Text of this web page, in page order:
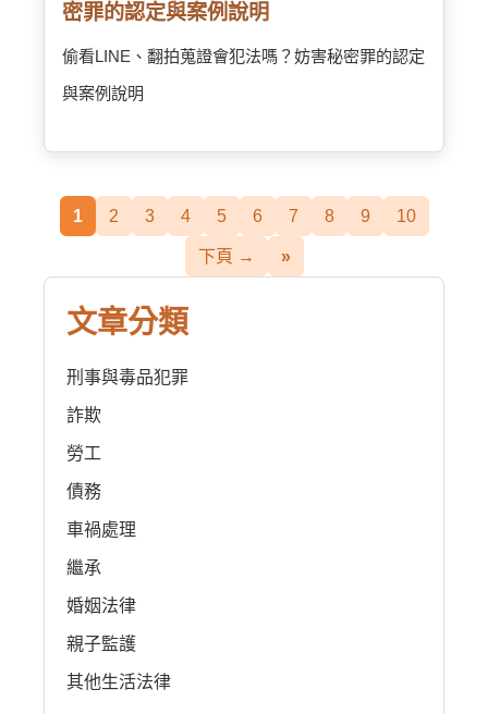
密罪的認定與案例說明
偷看LINE、翻拍蒐證會犯法嗎？妨害秘密罪的認定
與案例說明
1 2 3 4 5 6 7 8 9 10
下頁 → »
文章分類
刑事與毒品犯罪
詐欺
勞工
債務
車禍處理
繼承
婚姻法律
親子監護
其他生活法律